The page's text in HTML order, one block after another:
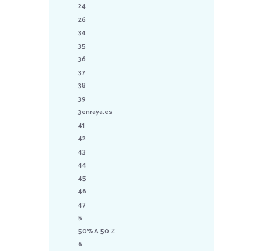
24
26
34
35
36
37
38
39
3enraya.es
41
42
43
44
45
46
47
5
50%A 50 Z
6